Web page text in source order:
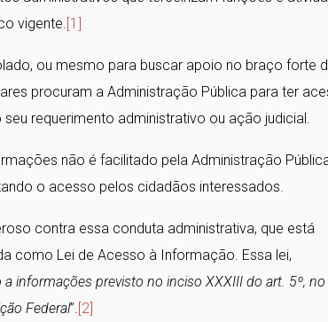
vigente.[1]
ou mesmo para buscar apoio no braço forte
procuram a Administração Pública para ter
requerimento administrativo ou ação judicial.
não é facilitado pela Administração
o acesso pelos cidadãos interessados.
contra essa conduta administrativa, que está
como Lei de Acesso à Informação. Essa lei,
informações previsto no inciso XXXIII do art. 5º, no
Federal”.[2]